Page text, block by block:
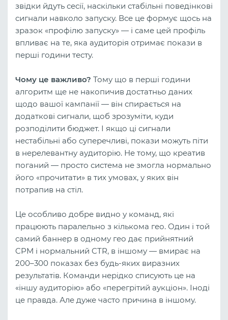
звідки йдуть сесії, наскільки стабільні поведінкові
сигнали навколо запуску. Все це формує щось на
зразок «профілю запуску» — і саме цей профіль
впливає на те, яка аудиторія отримає покази в
перші години тесту.
Чому це важливо? Тому що в перші години
алгоритм ще не накопичив достатньо даних
щодо вашої кампанії — він спирається на
додаткові сигнали, щоб зрозуміти, куди
розподілити бюджет. І якщо ці сигнали
нестабільні або суперечливі, покази можуть піти
в нерелевантну аудиторію. Не тому, що креатив
поганий — просто система не змогла нормально
його «прочитати» в тих умовах, у яких він
потрапив на стіл.
Це особливо добре видно у команд, які
працюють паралельно з кількома гео. Один і той
самий баннер в одному гео дає прийнятний
CPM і нормальний CTR, в іншому — вмирає на
200–300 показах без будь-яких виразних
результатів. Команди нерідко списують це на
«іншу аудиторію» або «перегрітий аукціон». Іноді
це правда. Але дуже часто причина в іншому.